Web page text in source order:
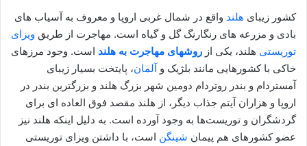
کشور زیبای هلند واقع در شمال غربی اروپا و معروف به آسیاب های
بادی و مزرعه های رنگارنگ گل و گیاه است. مهاجرت از طریق ویزای
توریستی هلند، یکی از روشهای مهاجرت به هلند است. وجود مرزهای
خاکی با کشورهایی مانند بلژیک وآلمان، پایتخت بسیار زیبای
آمستردام و بندر روتردام دومین شهر بزرگ هلند و بزرگترین بندر در
اروپا و هزاران آیتم جذاب دیگر، از هلند مقصد فوق العاده ای برای
گردشگران و توریست‌ها به وجود آورده است. به دلیل اینکه هلند نیز
عضو کشورهای هم پیمان شینگن است، با داشتن ویزای توریستی